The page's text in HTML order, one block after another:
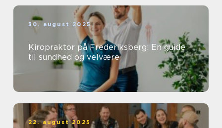
30. august 2025
Kiropraktor på Frederiksberg: En guide
til sundhed og velvære
22. august 2025